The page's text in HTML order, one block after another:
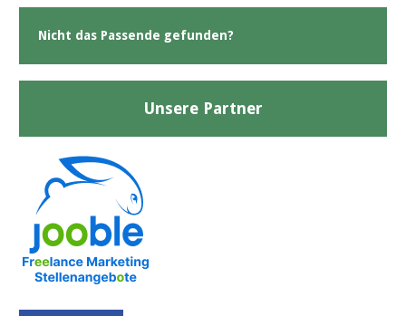
Nicht das Passende gefunden?
Unsere Partner